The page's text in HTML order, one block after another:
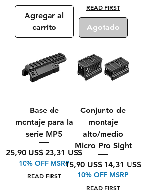
Agregar al
carrito
READ FIRST
Agotado
Base de
montaje para la
serie MP5
Precio
25,90 US$ Precio de oferta
23,31 US$
10% OFF MSRP
READ FIRST
Conjunto de
montaje
alto/medio
Micro Pro Sight
Precio
15,90 US$ Precio de
14,31 US$
10% OFF MSRP
READ FIRST